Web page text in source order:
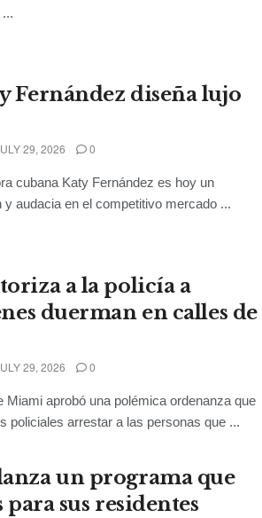
Fernández diseña lujo
29, 2026 0
cubana Katy Fernández es hoy un
audacia en el competitivo mercado ...
a la policía a
duerman en calles de
29, 2026 0
Miami aprobó una polémica ordenanza que
policiales arrestar a las personas que ...
un programa que
sus residentes